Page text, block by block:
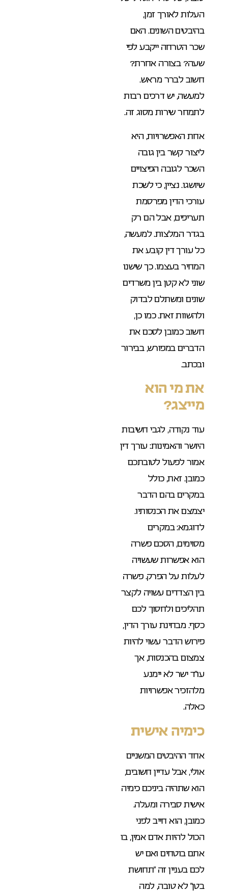
העלות לאורך זמן,
בהיבטים השונים. האם
שכר הטרחה ייקבע לפי
שעה? בצורה אחרת?
חשוב לברר מראש.
למעשה, יש דרכים רבות
לתמחר שירות מסוג זה.
אחת האפשרויות, היא
ליצור קשר בין גובה
השכר לגובה הפיצויים
שיושגו. נציין, כי לשכת
עורכי הדין מפרסמת
תעריפים, אבל הם רק
בגדר המלצות. למעשה,
כל עורך דין קובע את
המחיר בעצמו. כך שישנו
שוני לא קטן בין משרדים
שונים ומשתלם לבדוק
ולהשוות זאת. כמו כן,
חשוב כמובן לסכם את
הדברים במפורש, בבירור
ובכתב.
את מי הוא
מייצג?
עוד נקודה, לגבי חשיבות
היושר והאמינות: עורך דין
אמור לפעול לטובתכם
כמובן. זאת, כולל
במקרים בהם הדבר
יצמצם את הכנסותיו.
לדוגמא: במקרים
מסוימים, הסכם פשרה
הוא אפשרות שעשויה
לעלות על הפרק. פשרה
בין הצדדים עשויה לקצר
תהליכים ולחסוך לכם
כסף. מבחינת עורך הדין,
פירוש הדבר עשוי להיות
צמצום בהכנסות, אך
עו”ד ישר לא יימנע
מלהזכיר אפשרויות
כאלה.
כימיה אישית
אחד ההיבטים המשניים
אולי, אבל עדיין חשובים,
הוא שתהיה ביניכם כימיה
אישית סבירה ומעלה.
כמובן, הוא חייב לפני
הכול להיות אדם אמין, בו
אתם בוטחים ואם יש
לכם בעניין זה “תחושת
בטן” לא טובה, למה